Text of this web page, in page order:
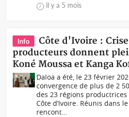
il y a 5 mois
Info
Côte d'Ivoire :
producteurs donnent
Koné Moussa et Kanga
Daloa a été, le 23 février
convergence de plus de 2
des 23 régions productrices
Côte d’Ivoire. Réunis dans
rencont...